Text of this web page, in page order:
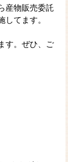
産物販売委託
してます。
す。ぜひ、ご